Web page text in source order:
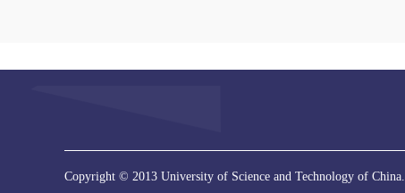
Copyright © 2013 University of Science and Technology of China.